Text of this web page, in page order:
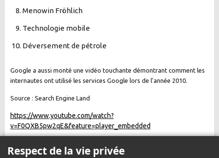
Menowin Fröhlich
Technologie mobile
Déversement de pétrole
Google a aussi monté une vidéo touchante démontrant comment les
internautes ont utilisé les services Google lors de l'année 2010.
Source : Search Engine Land
https://www.youtube.com/watch?
v=F0QXB5pw2qE&feature=player_embedded
Respect de la vie privée